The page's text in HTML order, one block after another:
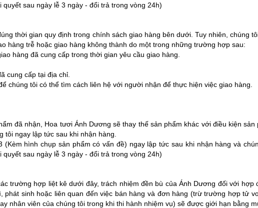
sau ngày lễ 3 ngày - đổi trả trong vòng 24h)
thời gian quy định trong chính sách giao hàng bên dưới. Tuy nhiên, chúng
hàng trễ hoặc giao hàng không thành do một trong những trường hợp sau:
hàng đã cung cấp trong thời gian yêu cầu giao hàng.
cung cấp tại địa chỉ.
chúng tôi có thể tìm cách liên hệ với người nhận để thực hiện việc giao hàng.
đã nhận, Hoa tươi Ánh Dương sẽ thay thế sản phẩm khác với điều kiện
tôi ngay lập tức sau khi nhận hàng.
(Kèm hình chụp sản phẩm có vấn đề) ngay lập tức sau khi nhận hàng và
sau ngày lễ 3 ngày - đổi trả trong vòng 24h)
trường hợp liệt kê dưới đây, trách nhiệm đền bù của Ánh Dương đối với
phát sinh hoặc liên quan đến việc bán hàng và đơn hàng (trừ trường hợp tử
nhân viên của chúng tôi trong khi thi hành nhiệm vụ) sẽ được giới hạn bằng